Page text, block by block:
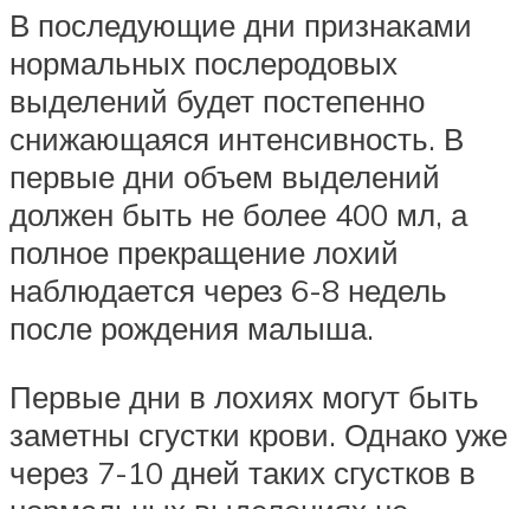
В последующие дни признаками
нормальных послеродовых
выделений будет постепенно
снижающаяся интенсивность. В
первые дни объем выделений
должен быть не более 400 мл, а
полное прекращение лохий
наблюдается через 6-8 недель
после рождения малыша.
Первые дни в лохиях могут быть
заметны сгустки крови. Однако уже
через 7-10 дней таких сгустков в